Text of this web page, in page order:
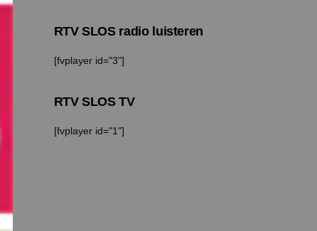
RTV SLOS radio luisteren
[fvplayer id="3"]
RTV SLOS TV
[fvplayer id="1"]